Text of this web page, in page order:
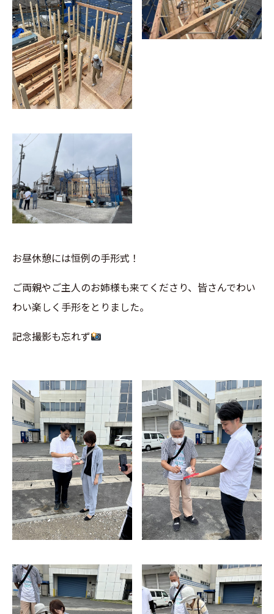
お昼休憩には恒例の手形式！
ご両親やご主人のお姉様も来てくださり、皆さんでわい
わい楽しく手形をとりました。
記念撮影も忘れず